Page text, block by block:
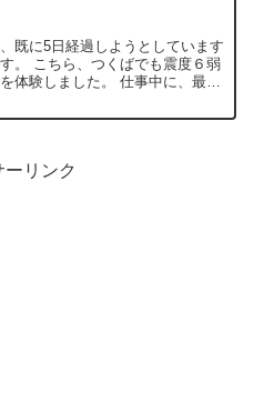
既に5日経過しようとしています
。 こちら、つくばでも震度６弱
体験しました。 仕事中に、最初
ーリンク